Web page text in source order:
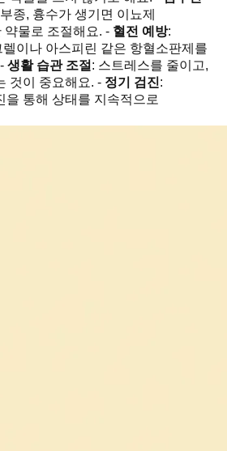
종, 흉수가 생기면 이뇨제
약물로 조절해요. - 혈전 예방:
이나 아스피린 같은 항혈소판제를
생활 습관 조절 : 스트레스를 줄이고,
것이 중요해요. - 정기 검진:
을 통해 상태를 지속적으로